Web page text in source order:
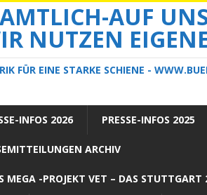
AUF
NUTZEN
FÜR EINE STARKE SCHIENE -
INFOS 2026 PRESSE-INFOS 2025
ARCHIV
MEGA -PROJEKT VET – DAS STUTTGART